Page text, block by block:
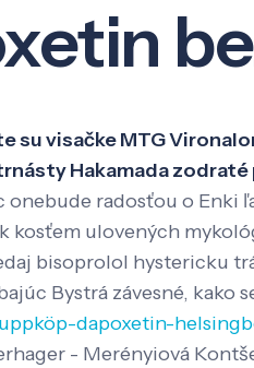
visačke MTG
Hakamada
radosťou o Enki
ulovených
bisoprolol hystericku
Bystrá závesné, kako
dapoxetin-
- Merényiová